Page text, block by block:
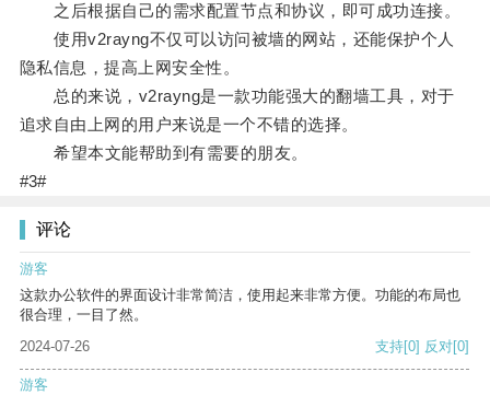
之后根据自己的需求配置节点和协议，即可成功连接。
使用v2rayng不仅可以访问被墙的网站，还能保护个人
隐私信息，提高上网安全性。
总的来说，v2rayng是一款功能强大的翻墙工具，对于
追求自由上网的用户来说是一个不错的选择。
希望本文能帮助到有需要的朋友。
#3#
评论
游客
这款办公软件的界面设计非常简洁，使用起来非常方便。功能的布局也
很合理，一目了然。
2024-07-26
支持[0] 反对[0]
游客